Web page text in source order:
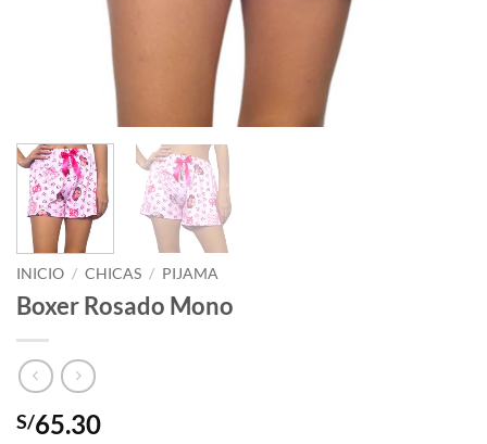
INICIO / CHICAS / PIJAMA
Boxer Rosado Mono
S/65.30